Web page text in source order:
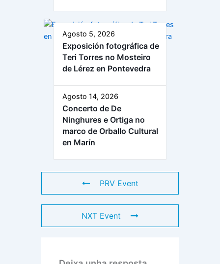
Agosto 5, 2026
Exposición fotográfica de
Teri Torres no Mosteiro
de Lérez en Pontevedra
Agosto 14, 2026
Concerto de De
Ninghures e Ortiga no
marco de Orballo Cultural
en Marín
PRV Event
NXT Event